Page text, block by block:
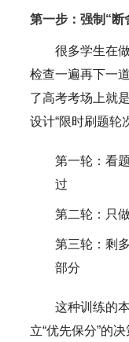
第一步：强制“断
很多学生在
检查一遍再下一
了高考考场上就
设计“限时刷题轮
第一轮：看
过
第二轮：只
第三轮：剩
部分
这种训练的
立“优先保分”的